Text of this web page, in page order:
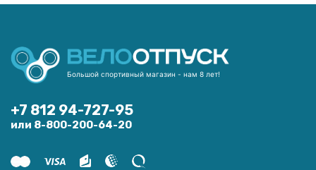
Большой спортивный магазин - нам 8 лет!
+7 812 94-727-95
или 8-800-200-64-20